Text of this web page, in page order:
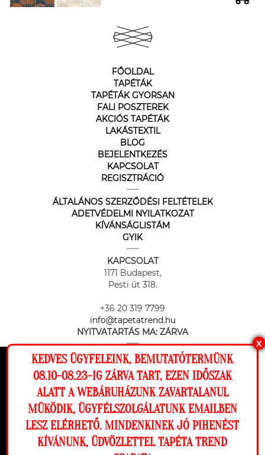
Ez a weboldal cookie-kat használ, hogy a
lehető legjobb élményt nyújtsa honlapunkon.
Beállítások
Elutasítom Engedélyezem
FŐOLDAL
TAPÉTÁK
TAPÉTÁK GYORSAN
FALI POSZTEREK
AKCIÓS TAPÉTÁK
LAKÁSTEXTIL
BLOG
BEJELENTKEZÉS
KAPCSOLAT
REGISZTRÁCIÓ
ÁLTALÁNOS SZERZŐDÉSI FELTÉTELEK
ADETVÉDELMI NYILATKOZAT
KÍVÁNSÁGLISTÁM
GYIK
KAPCSOLAT
1171 Budapest,
Pesti út 318.
+36 20 319 7799
info@tapetatrend.hu
NYITVATARTÁS MA: ZÁRVA
Az online fizetést a Barion Payment Zrt. biztosítja, MNB engedély
száma: H-EN-I-1064/2013
X
KEDVES ÜGYFELEINK, BEMUTATÓTERMÜNK
08.10-08.23-IG ZÁRVA TART, EZEN IDŐSZAK
ALATT A WEBÁRUHÁZUNK ZAVARTALANUL
MÜKÖDIK, ÜGYFÉLSZOLGÁLATUNK EMAILBEN
LESZ ELÉRHETŐ. MINDENKINEK JÓ PIHENÉST
KÍVÁNUNK, ÜDVÖZLETTEL TAPÉTA TREND